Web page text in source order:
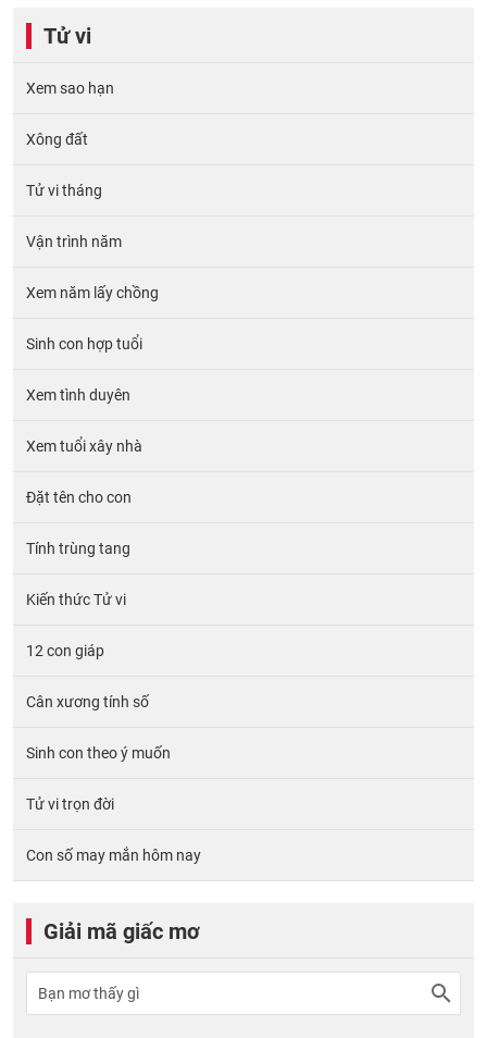
Tử vi
Xem sao hạn
Xông đất
Tử vi tháng
Vận trình năm
Xem năm lấy chồng
Sinh con hợp tuổi
Xem tình duyên
Xem tuổi xây nhà
Đặt tên cho con
Tính trùng tang
Kiến thức Tử vi
12 con giáp
Cân xương tính số
Sinh con theo ý muốn
Tử vi trọn đời
Con số may mắn hôm nay
Giải mã giấc mơ